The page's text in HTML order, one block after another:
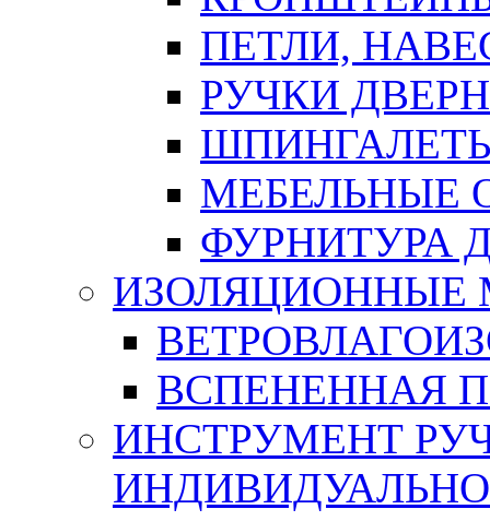
ПЕТЛИ,
РУЧКИ
МЕБЕЛЬНЫЕ
ФУРНИТУРА
ИЗОЛЯЦИОННЫЕ
ВСПЕНЕННАЯ
ИНСТРУМЕНТ